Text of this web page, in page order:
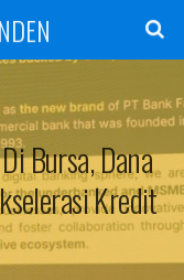
Bursa, Dana
Kredit